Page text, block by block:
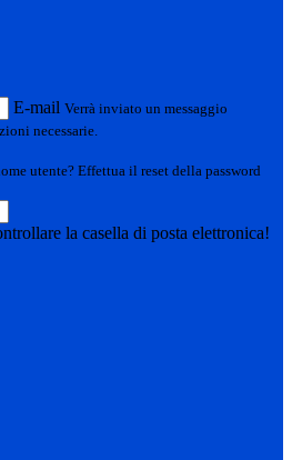
E-mail Verrà inviato un messaggio
necessarie.
utente? Effettua il reset della password
la casella di posta elettronica!